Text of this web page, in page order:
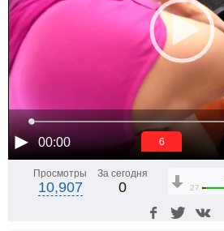
00:00 6
Просмотры
10,907
За сегодня
0 27